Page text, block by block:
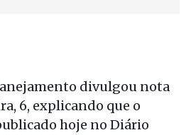
divulgou nota
6, explicando que o
hoje no Diário